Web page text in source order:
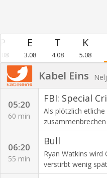
3.08 4.08 5.08
Kabel Eins
05:20
60 min
FBI: Special
Als plötzlich
die Special Agents
Rätsel. Klar ist,
Spur führt die
und tatsächlich
06:20
55 min
Bull
Ryan Watkins wird
verstirbt wenig
schweren